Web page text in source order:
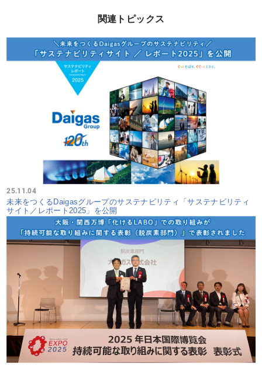
関連トピックス
25.11.04
未来をつくるDaigasグループのサステナビリティ「サステナビリティ
サイト／レポート2025」を公開